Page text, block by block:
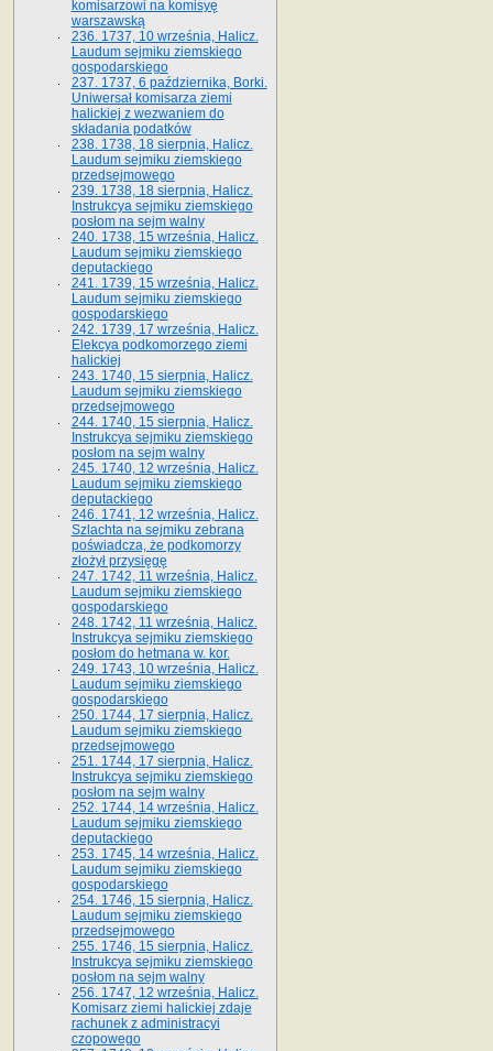
komisarzowi na komisyę
warszawską
236. 1737, 10 września, Halicz.
Laudum sejmiku ziemskiego
gospodarskiego
237. 1737, 6 października, Borki.
Uniwersał komisarza ziemi
halickiej z wezwaniem do
składania podatków
238. 1738, 18 sierpnia, Halicz.
Laudum sejmiku ziemskiego
przedsejmowego
239. 1738, 18 sierpnia, Halicz.
Instrukcya sejmiku ziemskiego
posłom na sejm walny
240. 1738, 15 września, Halicz.
Laudum sejmiku ziemskiego
deputackiego
241. 1739, 15 września, Halicz.
Laudum sejmiku ziemskiego
gospodarskiego
242. 1739, 17 września, Halicz.
Elekcya podkomorzego ziemi
halickiej
243. 1740, 15 sierpnia, Halicz.
Laudum sejmiku ziemskiego
przedsejmowego
244. 1740, 15 sierpnia, Halicz.
Instrukcya sejmiku ziemskiego
posłom na sejm walny
245. 1740, 12 września, Halicz.
Laudum sejmiku ziemskiego
deputackiego
246. 1741, 12 września, Halicz.
Szlachta na sejmiku zebrana
poświadcza, że podkomorzy
złożył przysięgę
247. 1742, 11 września, Halicz.
Laudum sejmiku ziemskiego
gospodarskiego
248. 1742, 11 września, Halicz.
Instrukcya sejmiku ziemskiego
posłom do hetmana w. kor.
249. 1743, 10 września, Halicz.
Laudum sejmiku ziemskiego
gospodarskiego
250. 1744, 17 sierpnia, Halicz.
Laudum sejmiku ziemskiego
przedsejmowego
251. 1744, 17 sierpnia, Halicz.
Instrukcya sejmiku ziemskiego
posłom na sejm walny
252. 1744, 14 września, Halicz.
Laudum sejmiku ziemskiego
deputackiego
253. 1745, 14 września, Halicz.
Laudum sejmiku ziemskiego
gospodarskiego
254. 1746, 15 sierpnia, Halicz.
Laudum sejmiku ziemskiego
przedsejmowego
255. 1746, 15 sierpnia, Halicz.
Instrukcya sejmiku ziemskiego
posłom na sejm walny
256. 1747, 12 września, Halicz.
Komisarz ziemi halickiej zdaje
rachunek z administracyi
czopowego